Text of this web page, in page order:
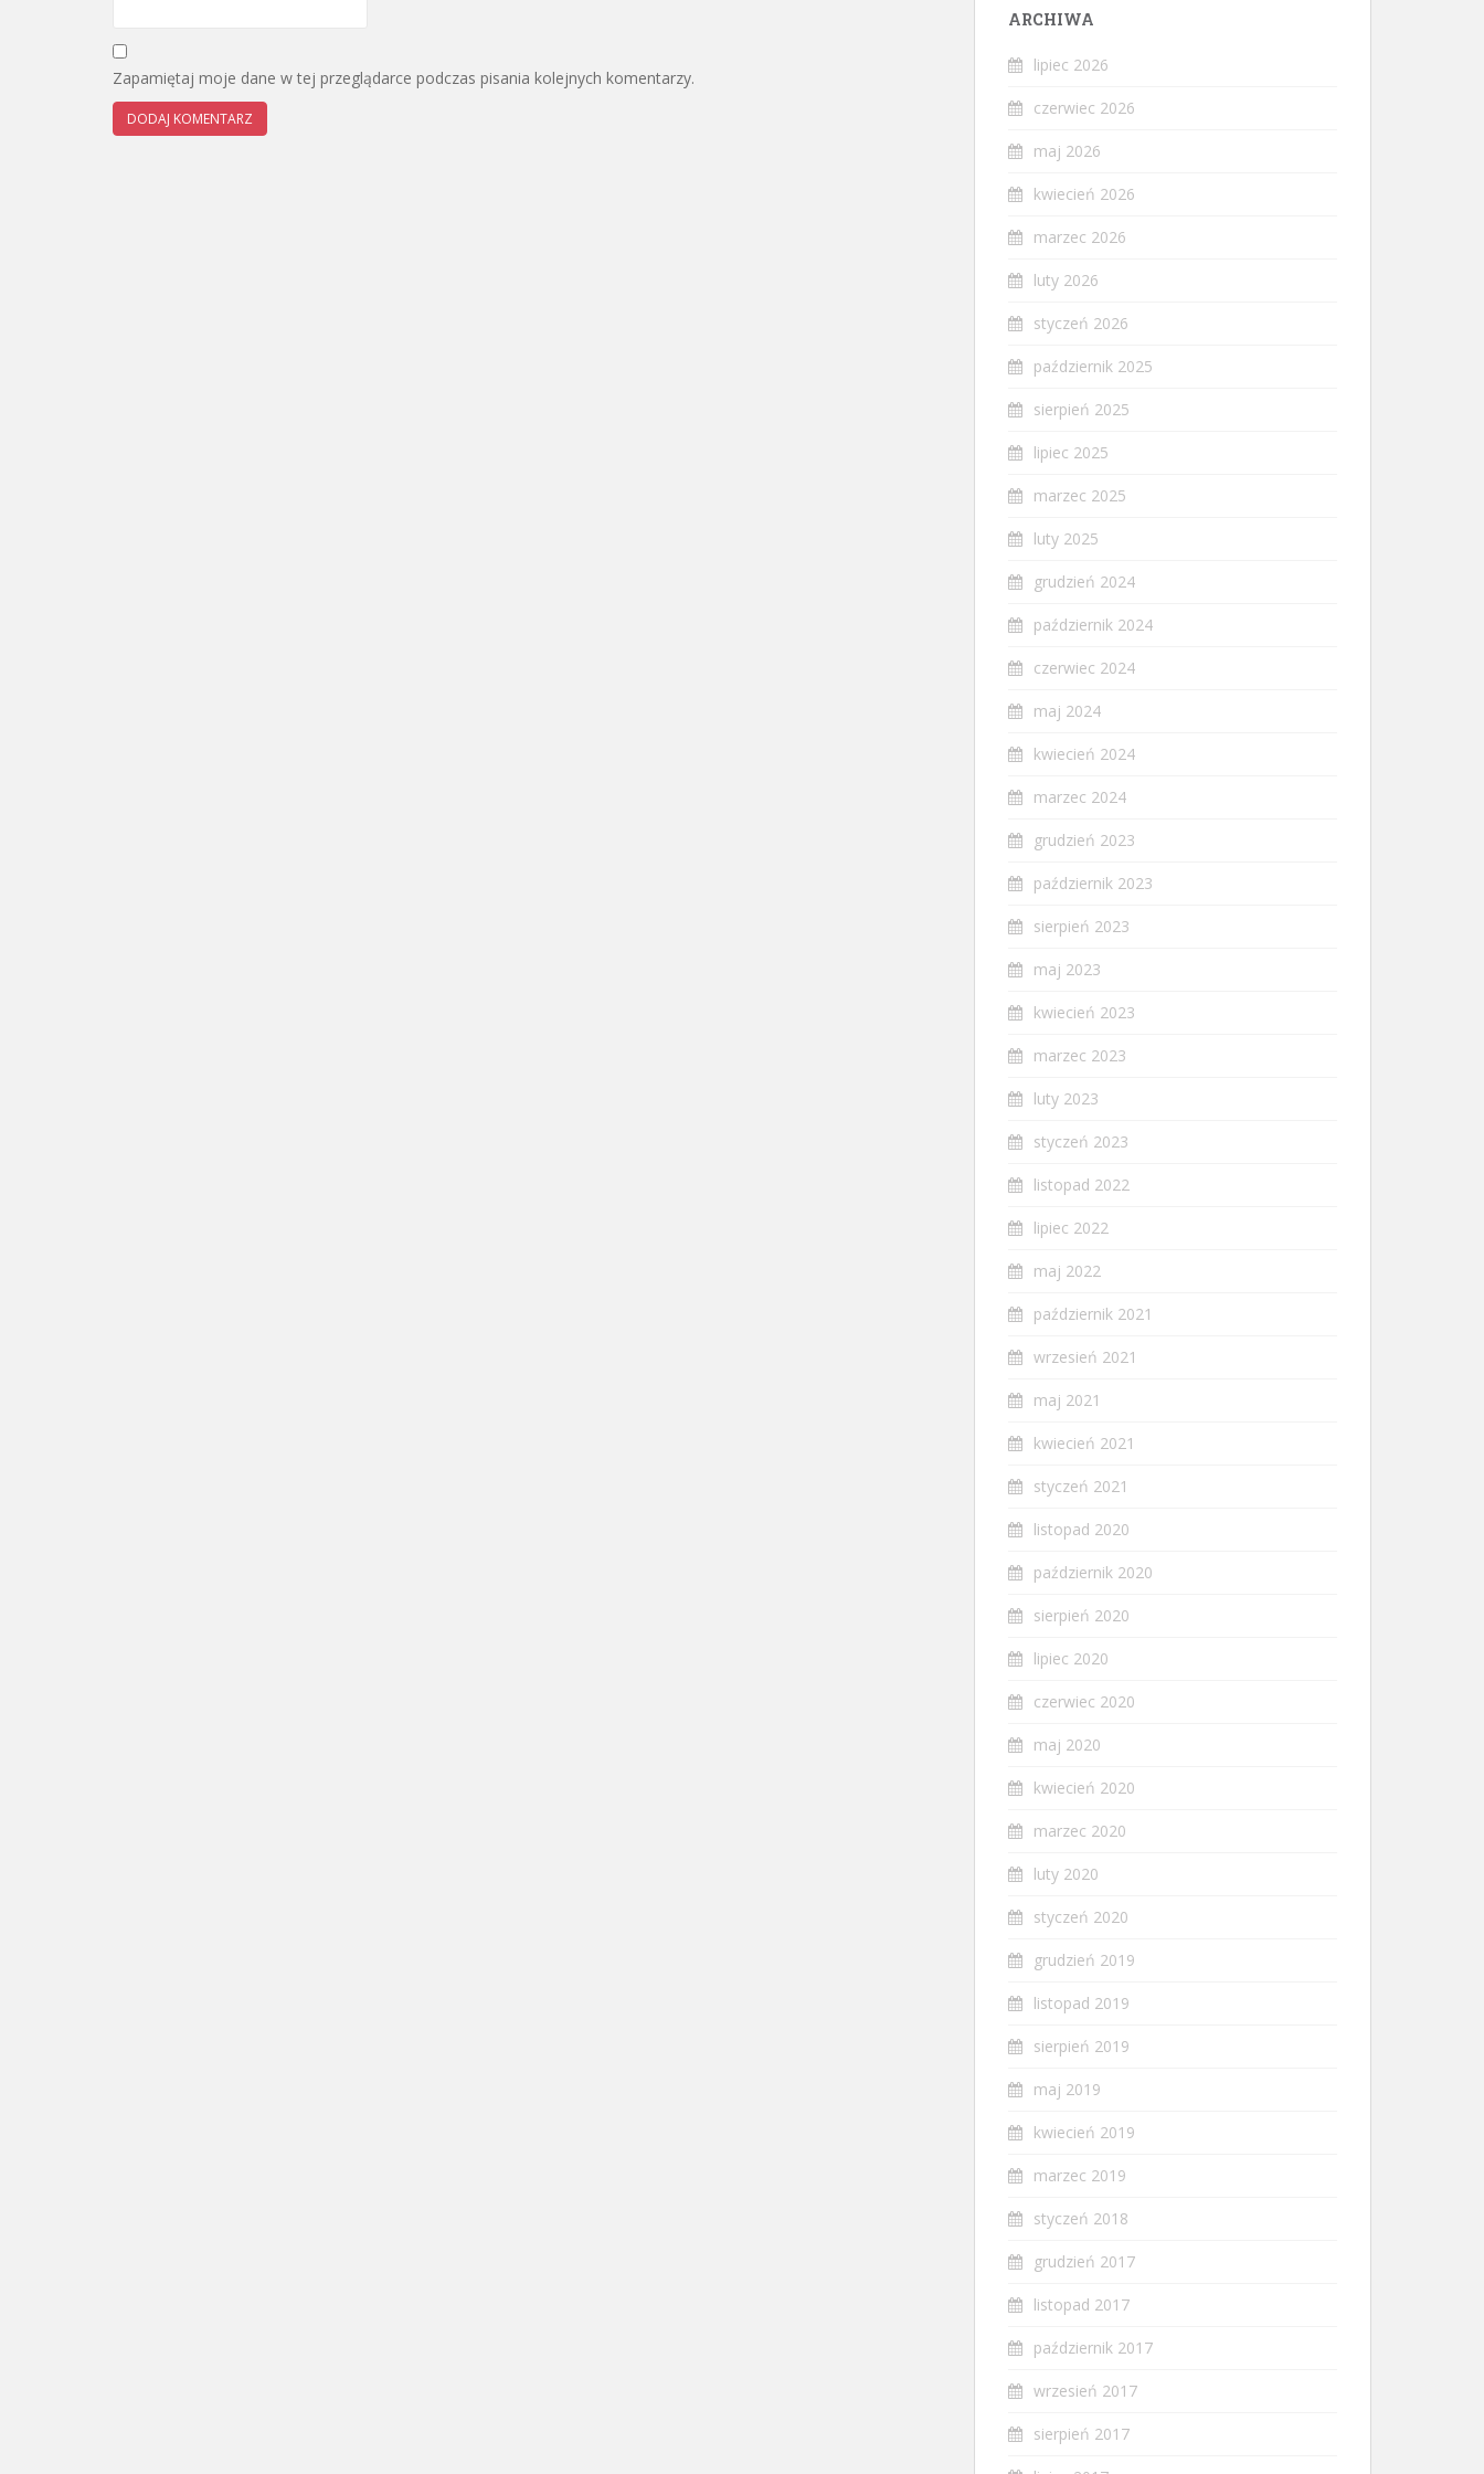
Zapamiętaj moje dane w tej przeglądarce podczas pisania kolejnych komentarzy.
ARCHIWA
lipiec 2026
czerwiec 2026
maj 2026
kwiecień 2026
marzec 2026
luty 2026
styczeń 2026
październik 2025
sierpień 2025
lipiec 2025
marzec 2025
luty 2025
grudzień 2024
październik 2024
czerwiec 2024
maj 2024
kwiecień 2024
marzec 2024
grudzień 2023
październik 2023
sierpień 2023
maj 2023
kwiecień 2023
marzec 2023
luty 2023
styczeń 2023
listopad 2022
lipiec 2022
maj 2022
październik 2021
wrzesień 2021
maj 2021
kwiecień 2021
styczeń 2021
listopad 2020
październik 2020
sierpień 2020
lipiec 2020
czerwiec 2020
maj 2020
kwiecień 2020
marzec 2020
luty 2020
styczeń 2020
grudzień 2019
listopad 2019
sierpień 2019
maj 2019
kwiecień 2019
marzec 2019
styczeń 2018
grudzień 2017
listopad 2017
październik 2017
wrzesień 2017
sierpień 2017